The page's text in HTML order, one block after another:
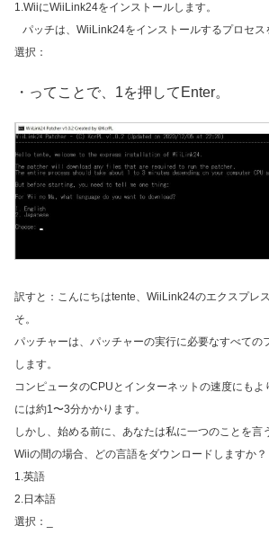
1.WiiにWiiLink24をインストールします。
パッチは、WiiLink24をインストールするプロセス
選択：
・ってことで、1を押してEnter。
訳すと：こんにちはtente、WiiLink24のエクスプレ
そ。
パッチャーは、パッチャーの実行に必要なすべての
します。
コンピュータのCPUとインターネットの速度にも
には約1〜3分かかります。
しかし、始める前に、あなたは私に一つのことを言
Wiiの間の場合、どの言語をダウンロードしますか？
1.英語
2.日本語
選択：_